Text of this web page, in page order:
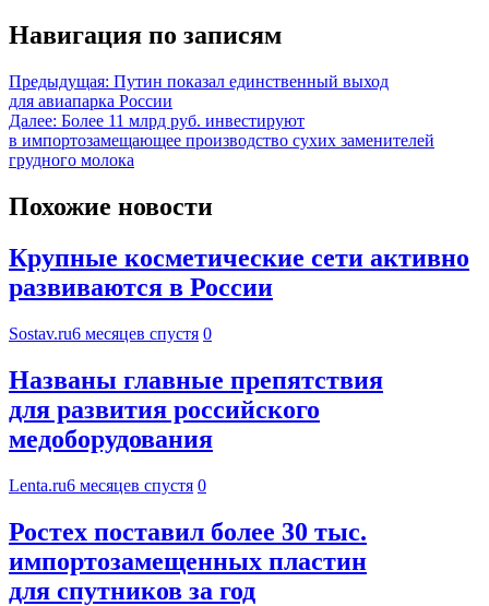
Навигация по записям
Предыдущая: Путин показал единственный выход
для авиапарка России
Далее: Более 11 млрд руб. инвестируют
в импортозамещающее производство сухих заменителей
грудного молока
Похожие новости
Крупные косметические сети активно
развиваются в России
Sostav.ru6 месяцев спустя 0
Названы главные препятствия
для развития российского
медоборудования
Lenta.ru6 месяцев спустя 0
Ростех поставил более 30 тыс.
импортозамещенных пластин
для спутников за год